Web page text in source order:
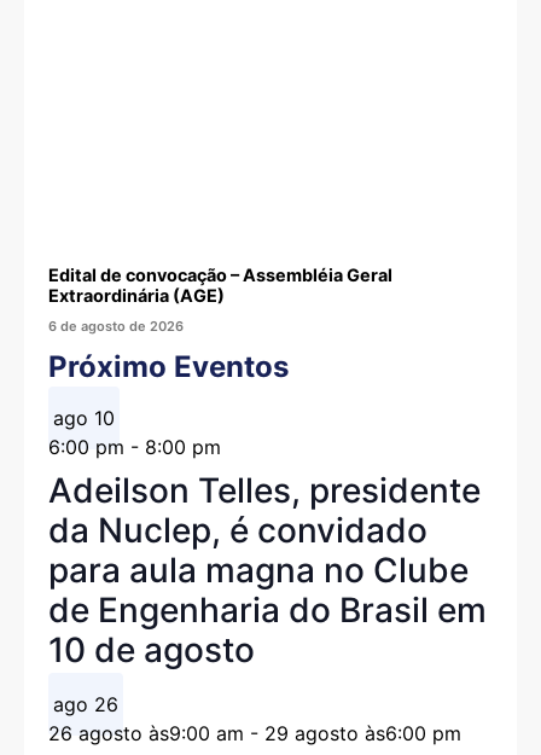
Edital de convocação – Assembléia Geral
Extraordinária (AGE)
6 de agosto de 2026
Próximo Eventos
ago 10
6:00 pm - 8:00 pm
Adeilson Telles, presidente
da Nuclep, é convidado
para aula magna no Clube
de Engenharia do Brasil em
10 de agosto
ago 26
26 agosto às9:00 am - 29 agosto às6:00 pm